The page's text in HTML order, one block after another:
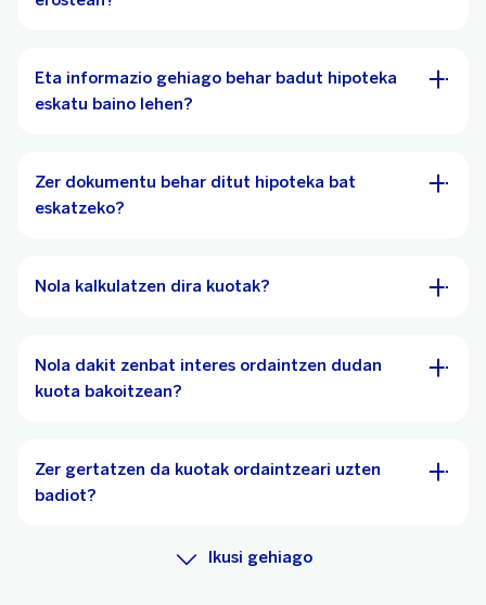
Eta informazio gehiago behar badut hipoteka
eskatu baino lehen?
Zer dokumentu behar ditut hipoteka bat
eskatzeko?
Nola kalkulatzen dira kuotak?
Nola dakit zenbat interes ordaintzen dudan
kuota bakoitzean?
Zer gertatzen da kuotak ordaintzeari uzten
badiot?
Ikusi gehiago